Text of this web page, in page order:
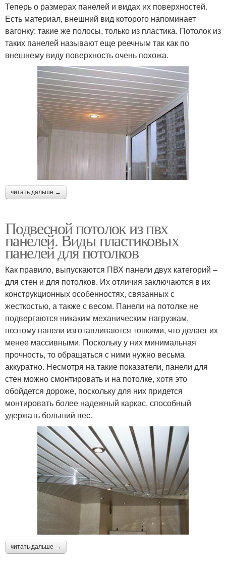
Теперь о размерах панелей и видах их поверхностей.
Есть материал, внешний вид которого напоминает
вагонку: такие же полосы, только из пластика. Потолок из
таких панелей называют еще реечным так как по
внешнему виду поверхность очень похожа.
читать дальше →
Подвесной потолок из пвх
панелей. Виды пластиковых
панелей для потолков
Как правило, выпускаются ПВХ панели двух категорий –
для стен и для потолков. Их отличия заключаются в их
конструкционных особенностях, связанных с
жесткостью, а также с весом. Панели на потолке не
подвергаются никаким механическим нагрузкам,
поэтому панели изготавливаются тонкими, что делает их
менее массивными. Поскольку у них минимальная
прочность, то обращаться с ними нужно весьма
аккуратно. Несмотря на такие показатели, панели для
стен можно смонтировать и на потолке, хотя это
обойдется дороже, поскольку для них придется
монтировать более надежный каркас, способный
удержать больший вес.
читать дальше →